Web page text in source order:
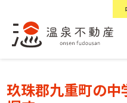
玖珠郡九重町の中